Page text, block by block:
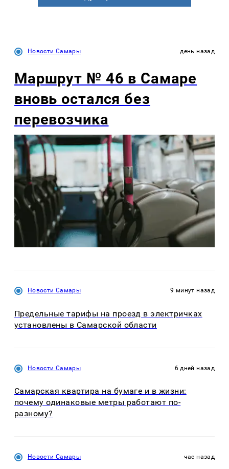
Новости Самары день назад
Маршрут № 46 в Самаре
вновь остался без
перевозчика
Новости Самары 9 минут назад
Предельные тарифы на проезд в электричках
установлены в Самарской области
Новости Самары 6 дней назад
Самарская квартира на бумаге и в жизни:
почему одинаковые метры работают по-
разному?
Новости Самары час назад